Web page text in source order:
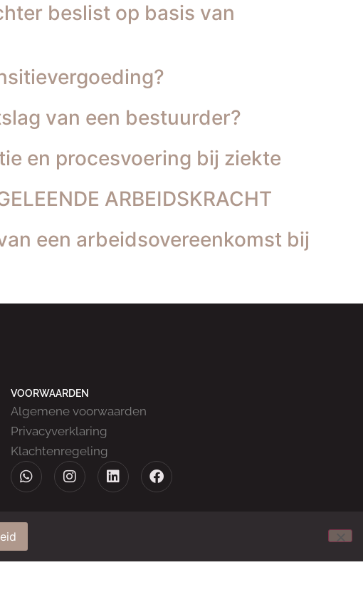
beslist op basis van
van een bestuurder?
en procesvoering bij ziekte
ARBEIDSKRACHT
een arbeidsovereenkomst bij
VOORWAARDEN
Algemene voorwaarden
Privacyverklaring
Klachtenregeling